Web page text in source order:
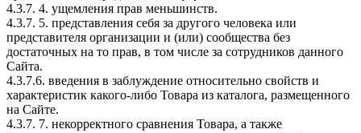
4.3.7. 4. ущемления прав меньшинств.
4.3.7. 5. представления себя за другого человека или
представителя организации и (или) сообщества без
достаточных на то прав, в том числе за сотрудников данного
Сайта.
4.3.7.6. введения в заблуждение относительно свойств и
характеристик какого-либо Товара из каталога, размещенного
на Сайте.
4.3.7. 7. некорректного сравнения Товара, а также